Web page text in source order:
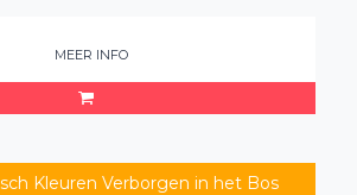
MEER INFO
Kleuren Verborgen in het Bos